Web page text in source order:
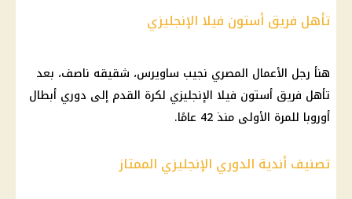
تأهل فريق أستون فيلا الإنجليزي
هنأ رجل الأعمال المصري نجيب ساويرس، شقيقه ناصف، بعد
تأهل فريق أستون فيلا الإنجليزي لكرة القدم إلى دوري أبطال
أوروبا للمرة الأولى منذ 42 عامًا.
تصنيف أندية الدوري الإنجليزي الممتاز